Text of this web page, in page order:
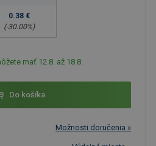
0.38 €
(-30.00%)
mať 12.8. až 18.8.
Do košíka
Možnosti doručenia »